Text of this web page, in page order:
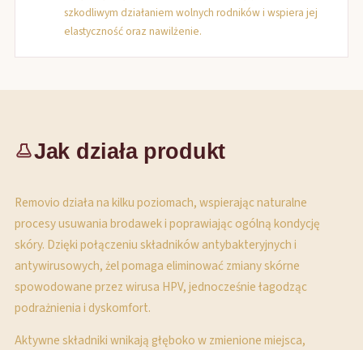
szkodliwym działaniem wolnych rodników i wspiera jej
elastyczność oraz nawilżenie.
Jak działa produkt
Removio działa na kilku poziomach, wspierając naturalne
procesy usuwania brodawek i poprawiając ogólną kondycję
skóry. Dzięki połączeniu składników antybakteryjnych i
antywirusowych, żel pomaga eliminować zmiany skórne
spowodowane przez wirusa HPV, jednocześnie łagodząc
podrażnienia i dyskomfort.
Aktywne składniki wnikają głęboko w zmienione miejsca,